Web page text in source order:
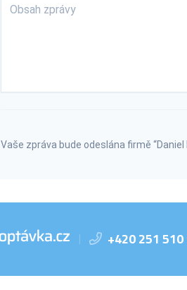
Vaše zpráva bude odeslána firmě “Daniel
| +420 251